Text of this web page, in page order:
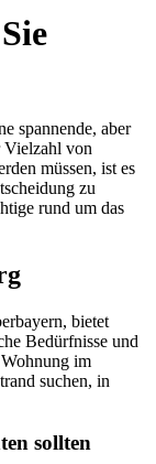
spannende, aber
Vielzahl von
müssen, ist es
zu
rund um das
bietet
Bedürfnisse und
im
suchen, in
sollten